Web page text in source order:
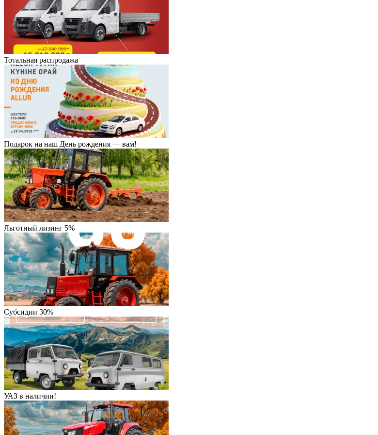
Тотальная распродажа
Подарок на наш День рождения — вам!
Льготный лизинг 5%
Субсидии 30%
УАЗ в наличии!